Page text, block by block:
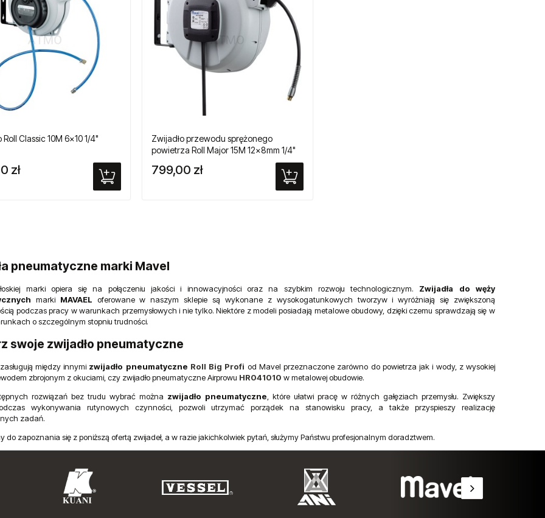
Roll Classic 10M 6x10 1/4"
zł
Zwijadło przewodu sprężonego
powietrza Roll Major 15M 12x8mm 1/4"
799,00 zł
pneumatyczne marki Mavel
marki opiera się na połączeniu jakości i innowacyjności oraz na szybkim rozwoju technologicznym. Zwijadła do węży
marki MAVAEL oferowane w naszym sklepie są wykonane z wysokogatunkowych tworzyw i wyróżniają się zwiększoną
podczas pracy w warunkach przemysłowych i nie tylko. Niektóre z modeli posiadają metalowe obudowy, dzięki czemu sprawdzają się w
o szczególnym stopniu trudności.
swoje zwijadło pneumatyczne
między innymi zwijadło pneumatyczne Roll Big Profi od Mavel przeznaczone zarówno do powietrza jak i wody, z wysokiej
zbrojonym z okuciami, czy zwijadło pneumatyczne Airprowu HR041010 w metalowej obudowie.
rozwiązań bez trudu wybrać można zwijadło pneumatyczne , które ułatwi pracę w różnych gałęziach przemysłu. Zwiększy
wykonywania rutynowych czynności, pozwoli utrzymać porządek na stanowisku pracy, a także przyspieszy realizację
zadań.
do zapoznania się z poniższą ofertą zwijadeł, a w razie jakichkolwiek pytań, służymy Państwu profesjonalnym doradztwem.